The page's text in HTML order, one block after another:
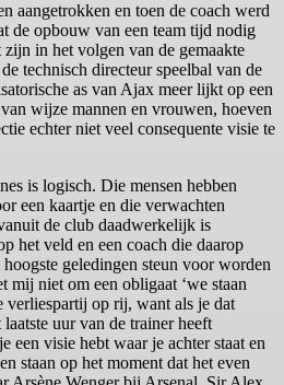
aangetrokken en toen de coach werd
de opbouw van een team tijd nodig
in het volgen van de gemaakte
technisch directeur speelbal van de
as van Ajax meer lijkt op een
wijze mannen en vrouwen, hoeven
echter niet veel consequente visie te
is logisch. Die mensen hebben
een kaartje en die verwachten
de club daadwerkelijk is
het veld en een coach die daarop
geledingen steun voor worden
mij niet om een obligaat ‘we staan
verliespartij op rij, want als je dat
uur van de trainer heeft
een visie hebt waar je achter staat en
staan op het moment dat het even